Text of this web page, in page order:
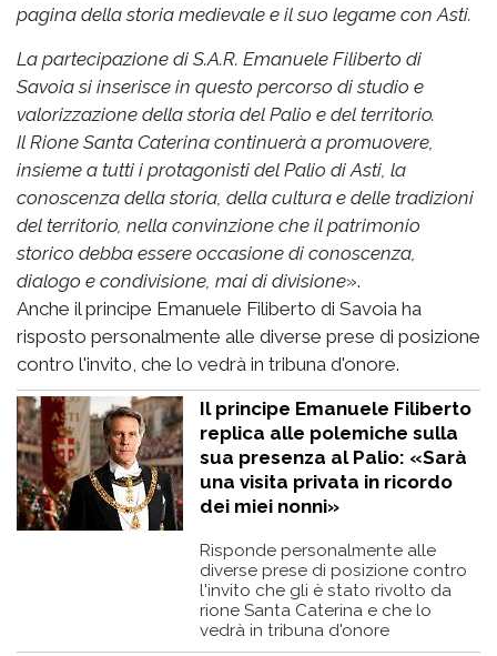
pagina della storia medievale e il suo legame con Asti.
La partecipazione di S.A.R. Emanuele Filiberto di
Savoia si inserisce in questo percorso di studio e
valorizzazione della storia del Palio e del territorio.
Il Rione Santa Caterina continuerà a promuovere,
insieme a tutti i protagonisti del Palio di Asti, la
conoscenza della storia, della cultura e delle tradizioni
del territorio, nella convinzione che il patrimonio
storico debba essere occasione di conoscenza,
dialogo e condivisione, mai di divisione».
Anche il principe Emanuele Filiberto di Savoia ha
risposto personalmente alle diverse prese di posizione
contro l'invito, che lo vedrà in tribuna d'onore.
Il principe Emanuele Filiberto
replica alle polemiche sulla
sua presenza al Palio: «Sarà
una visita privata in ricordo
dei miei nonni»
Risponde personalmente alle
diverse prese di posizione contro
l'invito che gli è stato rivolto da
rione Santa Caterina e che lo
vedrà in tribuna d'onore